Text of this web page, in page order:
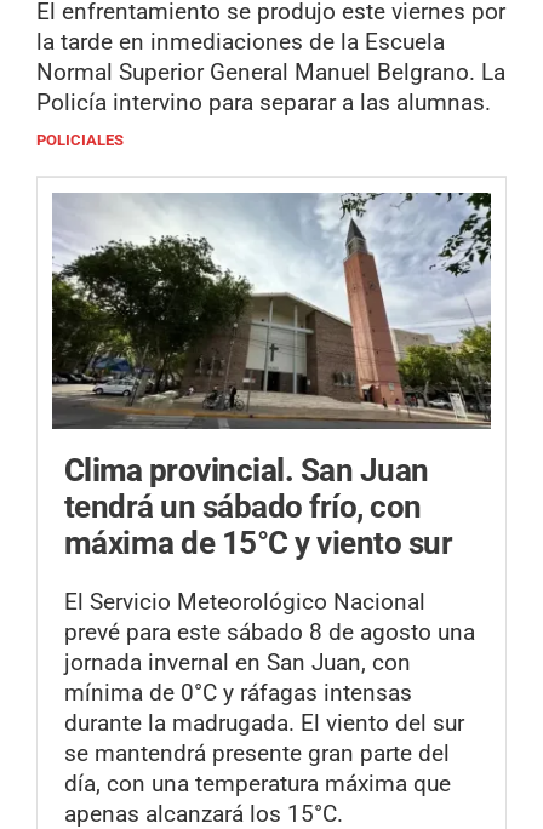
El enfrentamiento se produjo este viernes por
la tarde en inmediaciones de la Escuela
Normal Superior General Manuel Belgrano. La
Policía intervino para separar a las alumnas.
POLICIALES
Clima provincial. San Juan
tendrá un sábado frío, con
máxima de 15°C y viento sur
El Servicio Meteorológico Nacional
prevé para este sábado 8 de agosto una
jornada invernal en San Juan, con
mínima de 0°C y ráfagas intensas
durante la madrugada. El viento del sur
se mantendrá presente gran parte del
día, con una temperatura máxima que
apenas alcanzará los 15°C.